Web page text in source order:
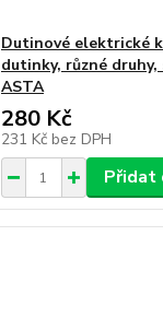
Dutinové elektrické
dutinky, různé druhy,
ASTA
280 Kč
231 Kč bez DPH
Přidat